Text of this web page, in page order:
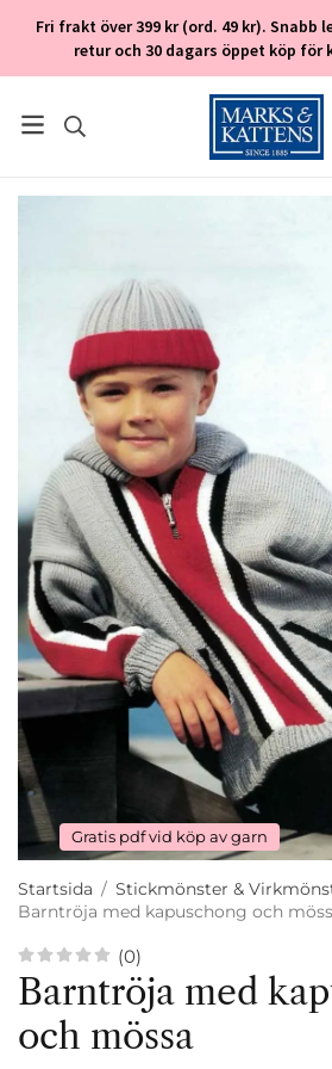
Fri frakt över 399 kr (ord. 49 kr). Snabb
retur och 30 dagars öppet köp för
Gratis pdf vid köp av garn
Startsida / Stickmönster &
Barntröja med kapuschong och
(0)
Barntröja med
och mössa